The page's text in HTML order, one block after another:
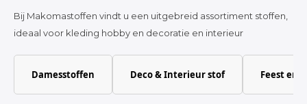
Katoen
Bij Makomastoffen vindt u een uitgebreid assortiment stoffen,
ideaal voor kleding hobby en decoratie en interieur
Damesstoffen Deco & Interieur stof Feest en